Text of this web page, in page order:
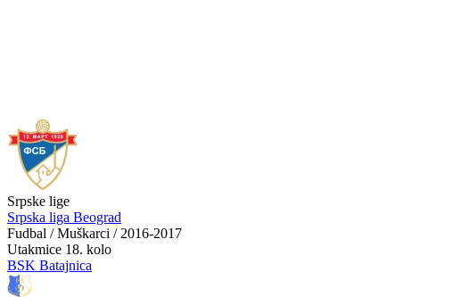
Srpske lige
Srpska liga Beograd
Fudbal / Muškarci / 2016-2017
Utakmice 18. kolo
BSK Batajnica